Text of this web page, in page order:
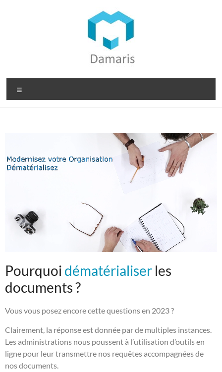
Pourquoi dématérialiser les
documents ?
Vous vous posez encore cette questions en 2023 ?
Clairement, la réponse est donnée par de multiples instances.
Les administrations nous poussent à l’utilisation d’outils en
ligne pour leur transmettre nos requêtes accompagnées de
nos documents.